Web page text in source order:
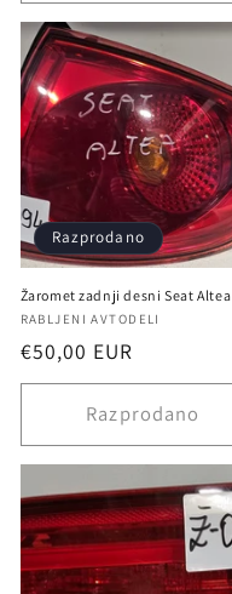
Razprodano
Žaromet zadnji desni Seat Altea
Ponudnik:
RABLJENI AVTODELI
Redna
cena
€50,00 EUR
Razprodano